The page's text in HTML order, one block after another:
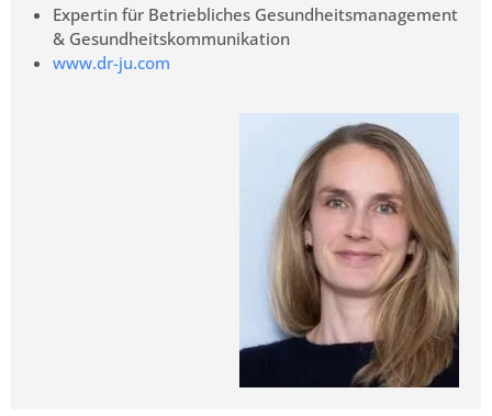
Expertin für Betriebliches Gesundheitsmanagement
& Gesundheitskommunikation
www.dr-ju.com